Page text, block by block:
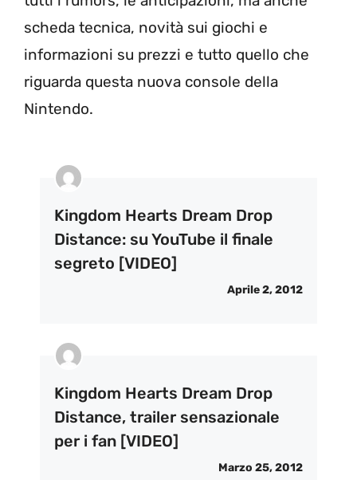
scheda tecnica, novità sui giochi e
informazioni su prezzi e tutto quello che
riguarda questa nuova console della
Nintendo.
Kingdom Hearts Dream Drop
Distance: su YouTube il finale
segreto [VIDEO]
Aprile 2, 2012
Kingdom Hearts Dream Drop
Distance, trailer sensazionale
per i fan [VIDEO]
Marzo 25, 2012